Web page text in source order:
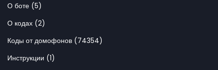
О боте (5)
О кодах (2)
Коды от домофонов (74354)
Инструкции (1)